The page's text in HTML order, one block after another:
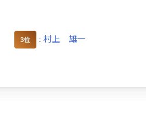
3位 : 村上 雄一